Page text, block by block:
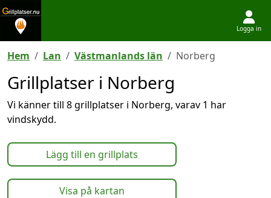
Logga in
Hem Lan Västmanlands län Norberg
Grillplatser i Norberg
Vi känner till 8 grillplatser i Norberg, varav 1 har
vindskydd.
Lägg till en grillplats
Visa på kartan